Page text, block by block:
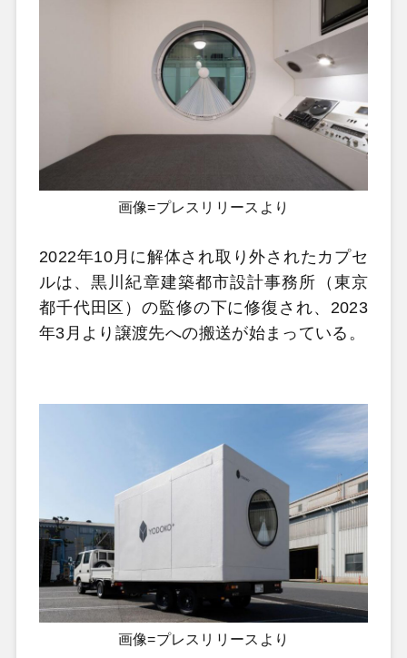
画像=プレスリリースより
2022年10月に解体され取り外されたカプセ
ルは、黒川紀章建築都市設計事務所（東京
都千代田区）の監修の下に修復され、2023
年3月より譲渡先への搬送が始まっている。
画像=プレスリリースより